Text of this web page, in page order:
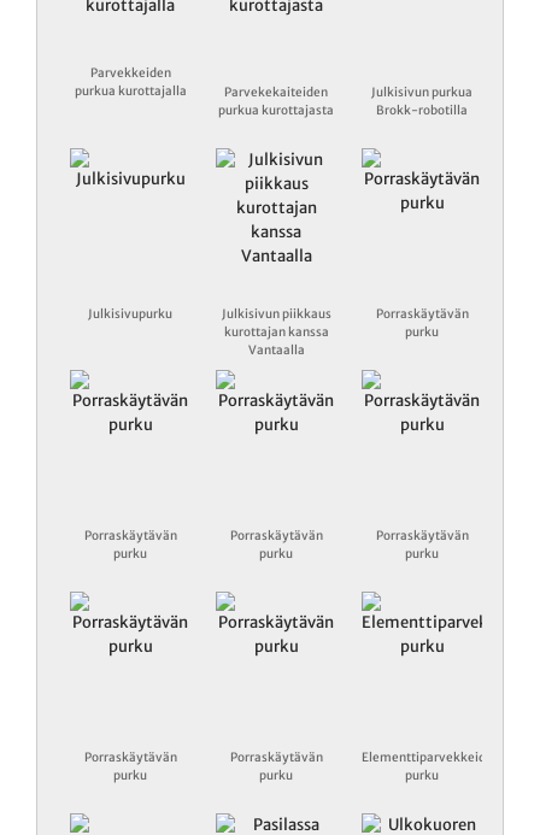
Parvekkeiden
purkua kurottajalla
Parvekekaiteiden
purkua kurottajasta
Julkisivun purkua
Brokk-robotilla
Julkisivupurku
Julkisivun piikkaus
kurottajan kanssa
Vantaalla
Porraskäytävän
purku
Porraskäytävän
purku
Porraskäytävän
purku
Porraskäytävän
purku
Porraskäytävän
purku
Porraskäytävän
purku
Elementtiparvekkeiden
purku